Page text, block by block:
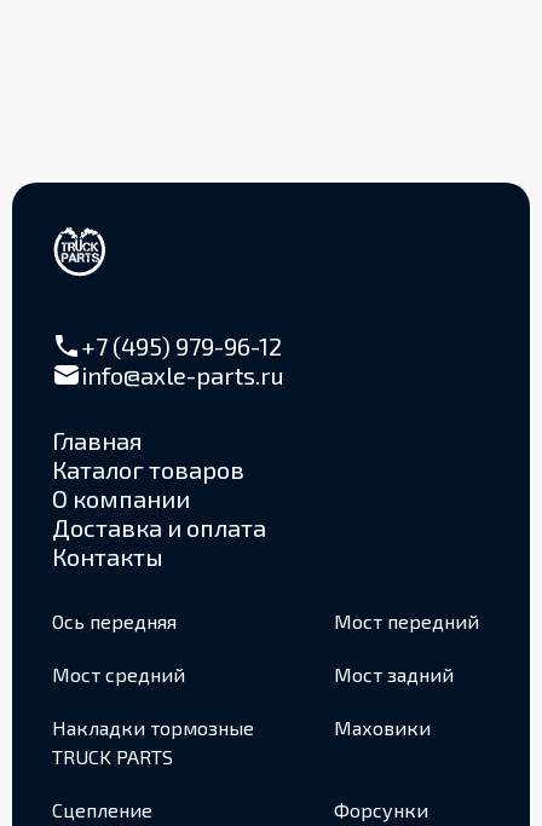
+7 (495) 979-96-12
info@axle-parts.ru
Главная
Каталог товаров
О компании
Доставка и оплата
Контакты
Ось передняя Мост передний
Мост средний Мост задний
Накладки тормозные
TRUCK PARTS
Маховики
Сцепление Форсунки